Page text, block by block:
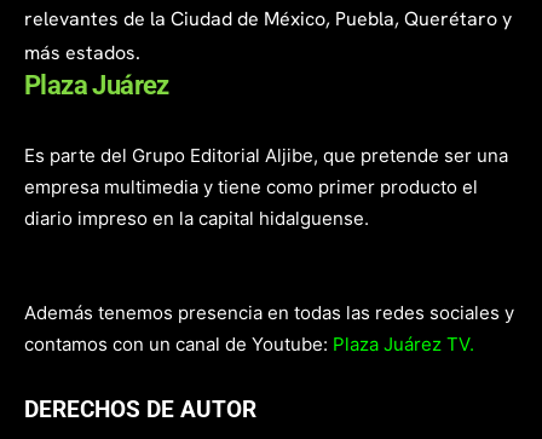
relevantes de la Ciudad de México, Puebla, Querétaro y
más estados.
Plaza Juárez
Es parte del Grupo Editorial Aljibe, que pretende ser una
empresa multimedia y tiene como primer producto el
diario impreso en la capital hidalguense.
Además tenemos presencia en todas las redes sociales y
contamos con un canal de Youtube: Plaza Juárez TV.
DERECHOS DE AUTOR